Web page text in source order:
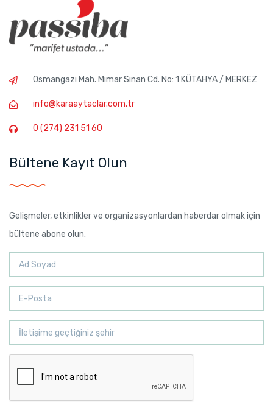
Osmangazi Mah. Mimar Sinan Cd. No: 1 KÜTAHYA / MERKEZ
info@karaaytaclar.com.tr
0 (274) 231 51 60
Bültene Kayıt Olun
Gelişmeler, etkinlikler ve organizasyonlardan haberdar olmak için
bültene abone olun.